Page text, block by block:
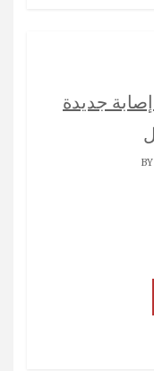
صفاقس: 6 وفيات و 284 إصابة جديدة